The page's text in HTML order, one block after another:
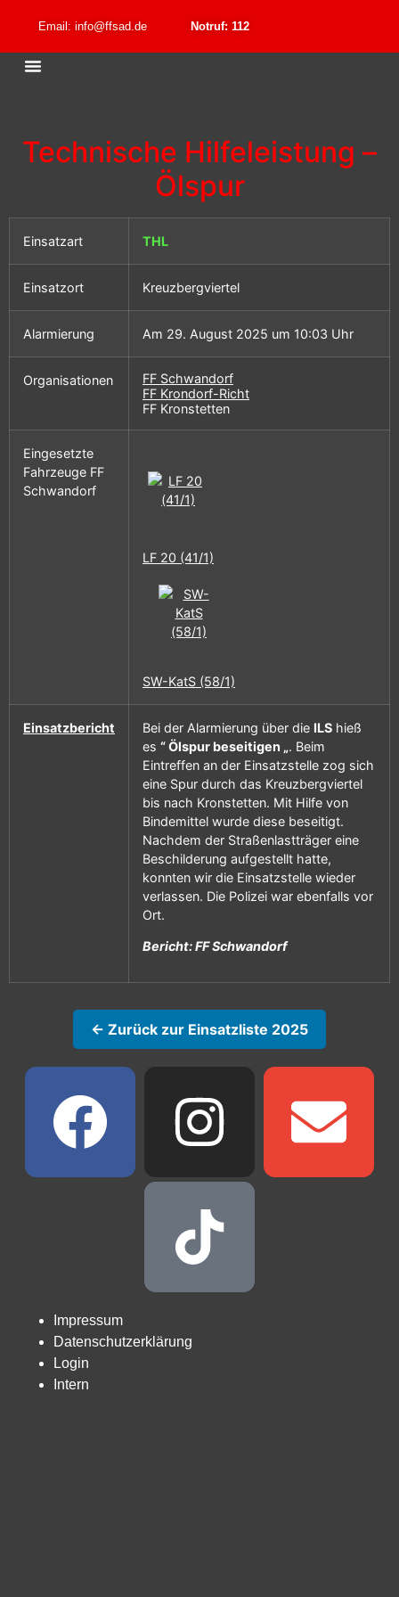
Email: info@ffsad.de Notruf: 112
Technische Hilfeleistung –
Ölspur
Einsatzart THL
Einsatzort Kreuzbergviertel
Alarmierung Am 29. August 2025 um 10:03 Uhr
Organisationen
FF Schwandorf
FF Krondorf-Richt
FF Kronstetten
Eingesetzte
Fahrzeuge FF
Schwandorf
LF 20 (41/1)
SW-KatS (58/1)
Einsatzbericht Bei der Alarmierung über die ILS hieß
es “ Ölspur beseitigen „. Beim
Eintreffen an der Einsatzstelle zog sich
eine Spur durch das Kreuzbergviertel
bis nach Kronstetten. Mit Hilfe von
Bindemittel wurde diese beseitigt.
Nachdem der Straßenlastträger eine
Beschilderung aufgestellt hatte,
konnten wir die Einsatzstelle wieder
verlassen. Die Polizei war ebenfalls vor
Ort.
Bericht: FF Schwandorf
← Zurück zur Einsatzliste 2025
Impressum
Datenschutzerklärung
Login
Intern